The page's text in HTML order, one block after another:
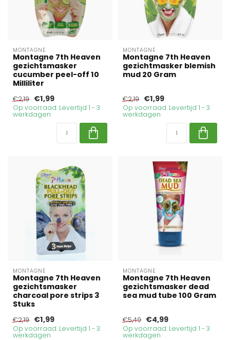
MONTAGNE
Montagne 7th Heaven
gezichtsmasker
cucumber peel-off 10
Milliliter
€2,19 €1,99
Op voorraad. Levertijd 1 - 3
werkdagen
MONTAGNE
Montagne 7th Heaven
gezichtmasker blemish
mud 20 Gram
€2,19 €1,99
Op voorraad. Levertijd 1 - 3
werkdagen
MONTAGNE
Montagne 7th Heaven
gezichtsmasker
charcoal pore strips 3
Stuks
€2,19 €1,99
Op voorraad. Levertijd 1 - 3
werkdagen
MONTAGNE
Montagne 7th Heaven
gezichtsmasker dead
sea mud tube 100 Gram
€5,49 €4,99
Op voorraad. Levertijd 1 - 3
werkdagen